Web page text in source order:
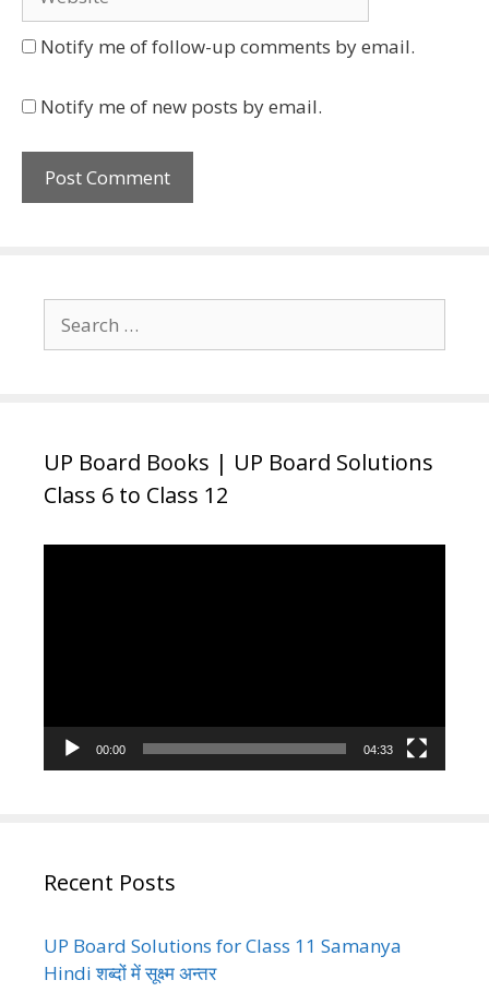
Notify me of follow-up comments by email.
Notify me of new posts by email.
for:
UP Board Books | UP Board Solutions
Class 6 to Class 12
00:00 04:33
Recent Posts
UP Board Solutions for Class 11 Samanya
Hindi शब्दों में सूक्ष्म अन्तर